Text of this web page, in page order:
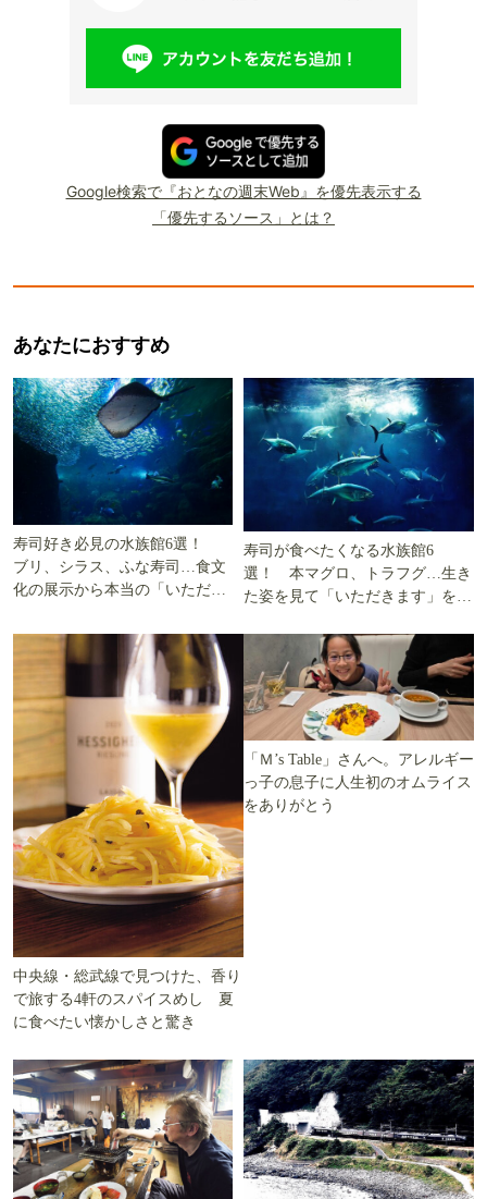
Google検索で『おとなの週末Web』を優先表示する
「優先するソース」とは？
あなたにおすすめ
寿司好き必見の水族館6選！
ブリ、シラス、ふな寿司…食文
化の展示から本当の「いただき
寿司が食べたくなる水族館6
選！ 本マグロ、トラフグ…生き
た姿を見て「いただきます」を考
中央線・総武線で見つけた、香り
で旅する4軒のスパイスめし 夏
に食べたい懐かしさと驚き
「Ｍ’s Table」さんへ。アレルギー
っ子の息子に人生初のオムライス
をありがとう